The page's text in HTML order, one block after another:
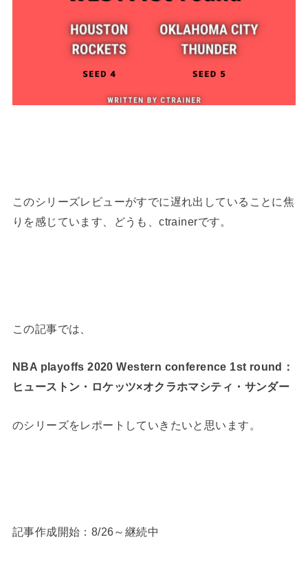
このシリーズレビューがすでに遅れ出していることに焦
りを感じています、どうも、ctrainerです。
この記事では、
NBA playoffs 2020 Western conference 1st round：
ヒューストン・ロケッツ×オクラホマシティ・サンダー
のシリーズをレポートしていきたいと思います。
記事作成開始：8/26～継続中